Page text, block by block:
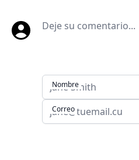
Deje su comentario
Nombre
Correo